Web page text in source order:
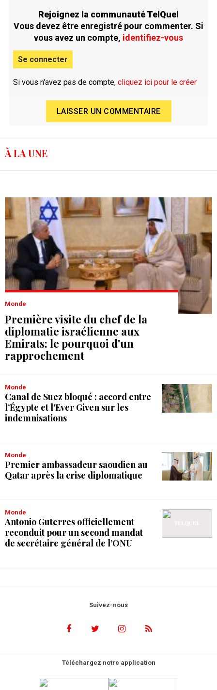
Rejoignez la communauté TelQuel
Vous devez être enregistré pour commenter. Si
vous avez un compte, identifiez-vous
Se connecter
Si vous n'avez pas de compte, cliquez ici pour le créer
LAISSER UN COMMENTAIRE
À LA UNE
Monde
Première visite du chef de la
diplomatie israélienne aux
Emirats: le pourquoi d'un
rapprochement
Monde
Canal de Suez bloqué : accord entre
l’Égypte et l’Ever Given sur les
indemnisations
Monde
Premier ambassadeur saoudien au
Qatar après la crise diplomatique
Monde
Antonio Guterres officiellement
reconduit pour un second mandat
de secrétaire général de l’ONU
Suivez-nous
Téléchargez notre application